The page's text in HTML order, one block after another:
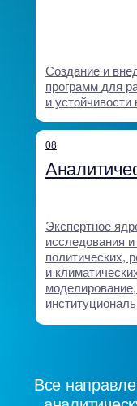
и
Наши кейсы показывают,
Baikal Lobridge
в конкретные
сохранение бизнесов,